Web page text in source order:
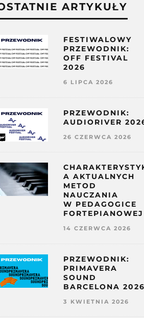
ARTYKUŁY
FESTIWALOWY
PRZEWODNIK:
OFF FESTIVAL
2026
6 LIPCA 2026
PRZEWODNIK:
AUDIORIVER
26 CZERWCA 2026
A AKTUALNYCH
METOD
NAUCZANIA
W PEDAGOGICE
FORTEPIANOWEJ
14 CZERWCA 2026
PRZEWODNIK:
PRIMAVERA
SOUND
BARCELONA 2026
3 KWIETNIA 2026